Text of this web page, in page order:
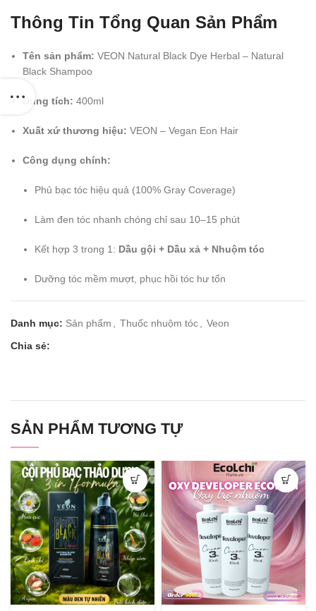
Thông Tin Tổng Quan Sản Phẩm
Tên sản phẩm: VEON Natural Black Dye Herbal – Natural
Black Shampoo
Dung tích: 400ml
Xuất xứ thương hiệu: VEON – Vegan Eon Hair
Công dụng chính:
Phủ bạc tóc hiệu quả (100% Gray Coverage)
Làm đen tóc nhanh chóng chỉ sau 10–15 phút
Kết hợp 3 trong 1: Dầu gội + Dầu xả + Nhuộm tóc
Dưỡng tóc mềm mượt, phục hồi tóc hư tổn
Danh mục: Sản phẩm Thuốc nhuộm tóc
Veon
Chia sẻ:
SẢN PHẨM TƯƠNG TỰ